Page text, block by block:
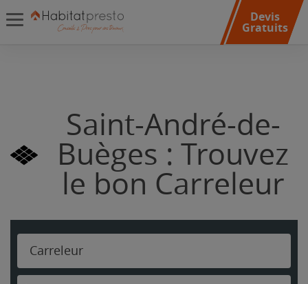
Devis
Gratuits
Saint-André-de-
Buèges : Trouvez
le bon Carreleur
Carreleur